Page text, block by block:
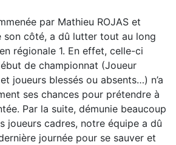
par Mathieu ROJAS et
son côté, a dû lutter tout au long
régionale 1. En effet, celle-ci
de championnat (Joueur
joueurs blessés ou absents…) n’a
ses chances pour prétendre à
Par la suite, démunie beaucoup
joueurs cadres, notre équipe a dû
journée pour se sauver et